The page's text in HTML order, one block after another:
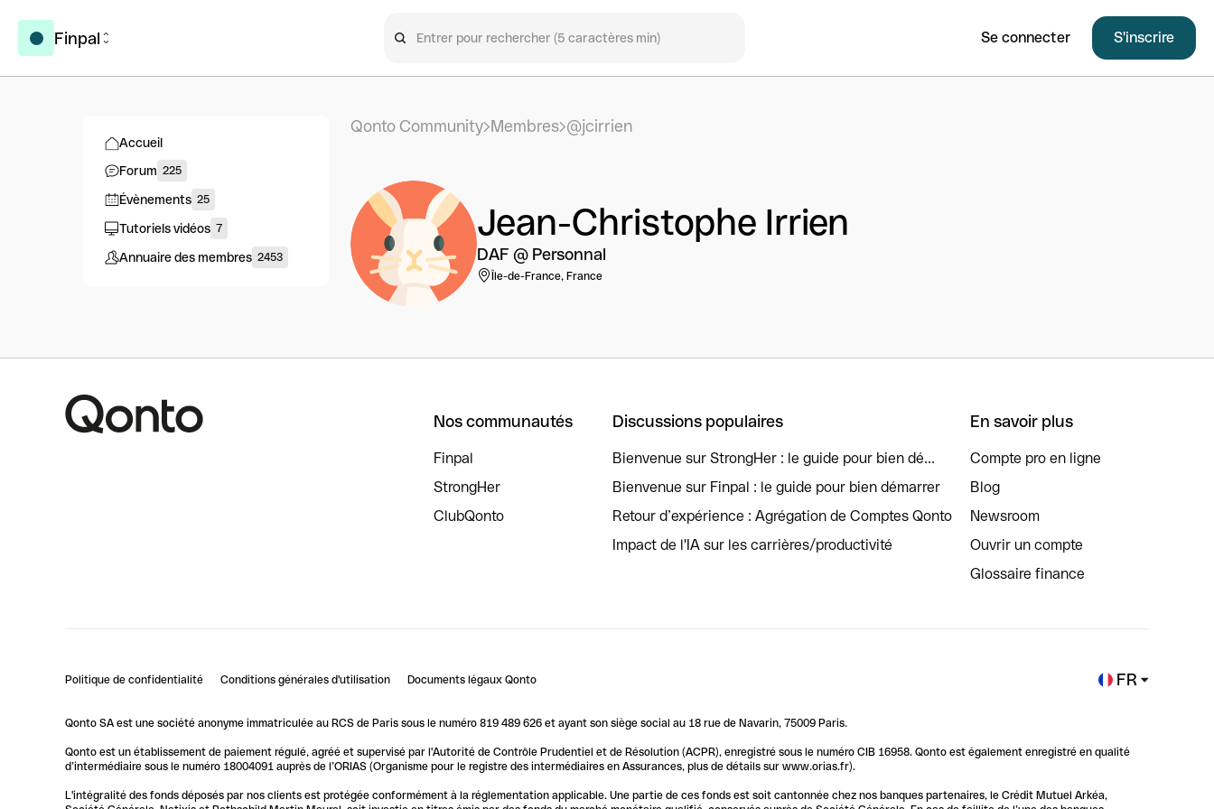
Finpal Se connecter S'inscrire
Accueil
Forum 225
Évènements 25
Tutoriels vidéos 7
Annuaire des membres 2453
Qonto Community Membres @jcirrien
Jean-Christophe Irrien
DAF @ Personnal
Île-de-France, France
Nos communautés
Finpal
StrongHer
ClubQonto
Discussions populaires
Bienvenue sur StrongHer : le guide pour bien dé...
Bienvenue sur Finpal : le guide pour bien démarrer
Retour d’expérience : Agrégation de Comptes Qonto
Impact de l'IA sur les carrières/productivité
En savoir plus
Compte pro en ligne
Blog
Newsroom
Ouvrir un compte
Glossaire finance
Politique de confidentialité Conditions générales d'utilisation Documents légaux Qonto FR
Qonto SA est une société anonyme immatriculée au RCS de Paris sous le numéro 819 489 626 et ayant son siège social au 18 rue de Navarin, 75009 Paris.
Qonto est un établissement de paiement régulé, agréé et supervisé par l'Autorité de Contrôle Prudentiel et de Résolution (ACPR), enregistré sous le numéro CIB 16958. Qonto est également enregistré en qualité
d’intermédiaire sous le numéro 18004091 auprès de l’ORIAS (Organisme pour le registre des intermédiaires en Assurances, plus de détails sur www.orias.fr).
L'intégralité des fonds déposés par nos clients est protégée conformément à la réglementation applicable. Une partie de ces fonds est soit cantonnée chez nos banques partenaires, le Crédit Mutuel Arkéa,